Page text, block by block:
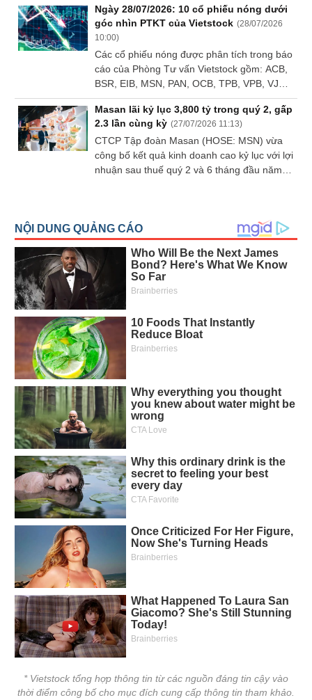
mở rộng sản xuất, phát triển sản phẩm mới
và mở rộng hệ thống phân phối. Ngược lại,
khi duy trì tỷ lệ chi trả cổ tức cao, dư địa tái
đầu tư thường bị thu hẹp, khiến tốc độ tăng
trưởng trong tương lai chịu áp lực.
Ngày 28/07/2026: 10 cổ phiếu nóng dưới
góc nhìn PTKT của Vietstock (28/07/2026
10:00)
Các cổ phiếu nóng được phân tích trong báo
cáo của Phòng Tư vấn Vietstock gồm: ACB,
BSR, EIB, MSN, PAN, OCB, TPB, VPB, VJC,
VNM.
Masan lãi kỷ lục 3,800 tỷ trong quý 2, gấp
2.3 lần cùng kỳ (27/07/2026 11:13)
CTCP Tập đoàn Masan (HOSE: MSN) vừa
công bố kết quả kinh doanh cao kỷ lục với lợi
nhuận sau thuế quý 2 và 6 tháng đầu năm
* Vietstock tổng hợp thông tin từ các nguồn đáng tin cậy vào
thời điểm công bố cho mục đích cung cấp thông tin tham khảo.